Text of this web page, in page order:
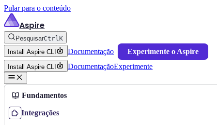
Pular para o conteúdo
Aspire
PesquisarCtrlK
Install Aspire CLI
Documentação Experimente o Aspire
Install Aspire CLI DocumentaçãoExperimente
Fundamentos
Integrações